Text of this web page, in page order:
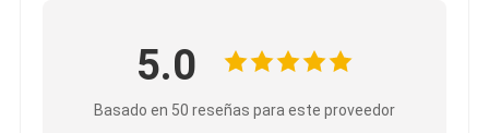
5.0
Basado en 50 reseñas para este proveedor